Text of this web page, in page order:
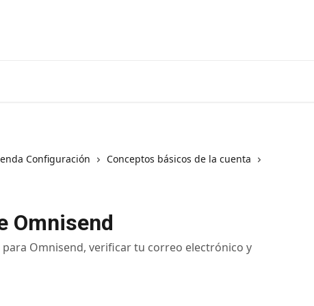
Configuración
Conceptos básicos de la cuenta
Omnisend
Omnisend, verificar tu correo electrónico y